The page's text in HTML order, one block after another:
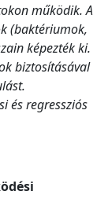
működik. A
(baktériumok,
képezték ki.
biztosításával
és regressziós